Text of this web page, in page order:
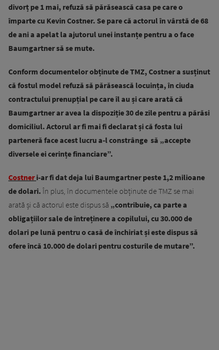
divorț pe 1 mai, refuză să părăsească casa pe care o
împarte cu Kevin Costner. Se pare că actorul în vârstă de 68
de ani a apelat la ajutorul unei instanțe pentru a o face
Baumgartner să se mute.
Conform documentelor obținute de TMZ, Costner a susținut
că fostul model refuză să părăsească locuința, în ciuda
contractului prenupțial pe care îl au și care arată că
Baumgartner ar avea la dispoziție 30 de zile pentru a părăsi
domiciliul. Actorul ar fi mai fi declarat și că fosta lui
parteneră face acest lucru a-l constrânge să „accepte
diversele ei cerințe financiare”.
Costner i-ar fi dat deja lui Baumgartner peste 1,2 milioane
de dolari. În plus, în documentele obținute de TMZ se mai
arată și că actorul este dispus să „contribuie, ca parte a
obligațiilor sale de întreținere a copilului, cu 30.000 de
dolari pe lună pentru o casă de închiriat și este dispus să
ofere încă 10.000 de dolari pentru costurile de mutare”.